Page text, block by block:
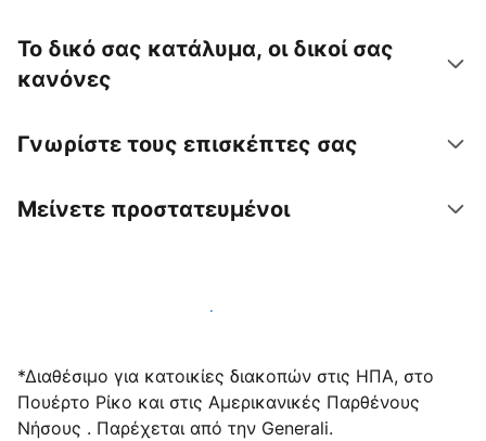
Το δικό σας κατάλυμα, οι δικοί σας
κανόνες
Γνωρίστε τους επισκέπτες σας
Μείνετε προστατευμένοι
Υποδεχτείτε επισκέπτες μαζί μας σήμερα
*Διαθέσιμο για κατοικίες διακοπών στις ΗΠΑ, στο
Πουέρτο Ρίκο και στις Αμερικανικές Παρθένους
Νήσους . Παρέχεται από την Generali.